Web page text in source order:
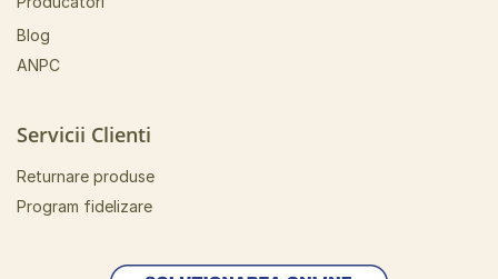
Blog
ANPC
Servicii Clienti
Returnare produse
Program fidelizare